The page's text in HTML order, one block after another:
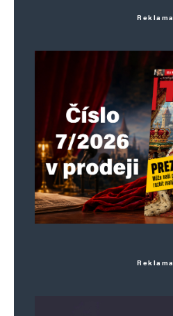
Reklama
Reklama